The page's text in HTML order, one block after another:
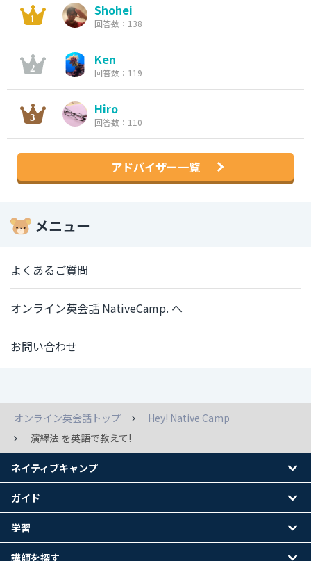
Shohei
回答数：138
Ken
回答数：119
Hiro
回答数：110
アドバイザー一覧
メニュー
よくあるご質問
オンライン英会話 NativeCamp. へ
お問い合わせ
オンライン英会話トップ
Hey! Native Camp
演繹法 を英語で教えて!
ネイティブキャンプ
ガイド
学習
講師を探す